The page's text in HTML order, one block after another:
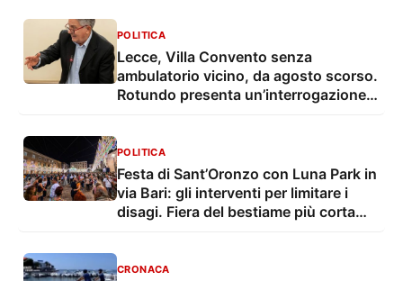
POLITICA
Lecce, Villa Convento senza
ambulatorio vicino, da agosto scorso.
Rotundo presenta un’interrogazione e
POLITICA
Festa di Sant’Oronzo con Luna Park in
via Bari: gli interventi per limitare i
disagi. Fiera del bestiame più corta
CRONACA